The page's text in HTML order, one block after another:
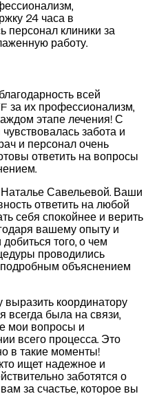
24 часа в
персонал клиники за
работу.
всей
за их профессионализм,
этапе лечения! С
забота и
и персонал очень
ответить на вопросы
Савельевой. Ваши
ответить на любой
себя спокойнее и верить
вашему опыту и
того, о чем
проводились
объяснением
выразить координатору
всегда была на связи,
мои вопросы и
всего процесса. Это
в такие моменты!
ищет надежное и
заботятся о
за счастье, которое вы